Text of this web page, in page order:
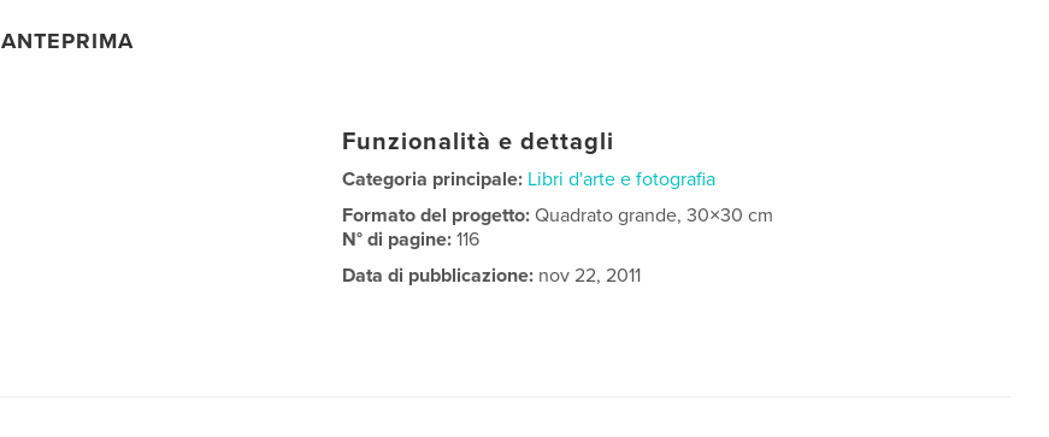
ANTEPRIMA
Funzionalità e dettagli
Categoria principale: Libri d'arte e fotografia
Formato del progetto:Quadrato grande, 30×30 cm
N° di pagine:116
Data di pubblicazione: nov 22, 2011